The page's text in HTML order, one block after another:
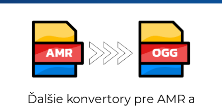
Ďalšie konvertory pre AMR a